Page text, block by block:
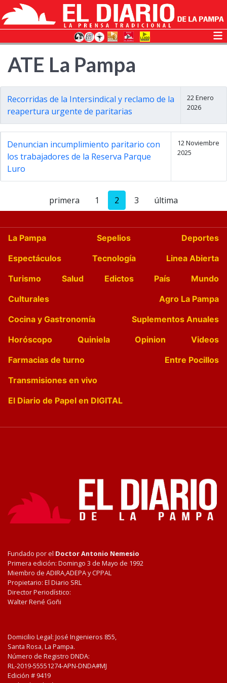
ATE La Pampa
Recorridas de la Intersindical y reclamo de la
reapertura urgente de paritarias
22 Enero
2026
Denuncian incumplimiento paritario con
los trabajadores de la Reserva Parque
Luro
12 Noviembre
2025
primera 1 2 3 última
La Pampa Sepelios
Deportes
Espectáculos
Tecnología
Linea Abierta
Turismo
Salud Edictos País
Mundo
Culturales
Agro La Pampa
Cocina y Gastronomía
Suplementos Anuales
Horóscopo
Quiniela Opinion
Videos
Farmacias de turno
Entre Pocillos
Transmisiones en vivo
El Diario de Papel en DIGITAL
Fundado por el Doctor Antonio Nemesio
Primera edición: Domingo 3 de Mayo de 1992
Miembro de ADIRA,ADEPA y CPPAL
Propietario: El Diario SRL
Director Periodístico:
Walter René Goñi
Domicilio Legal: José Ingenieros 855,
Santa Rosa, La Pampa.
Número de Registro DNDA:
RL-2019-55551274-APN-DNDA#MJ
Edición # 9419